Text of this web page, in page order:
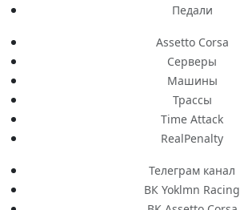
Педали
Assetto Corsa
Серверы
Машины
Трассы
Time Attack
RealPenalty
Телеграм канал
ВК Yoklmn Racing